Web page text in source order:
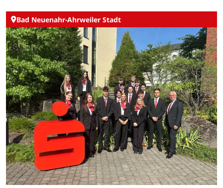
Bad Neuenahr-Ahrweiler Stadt